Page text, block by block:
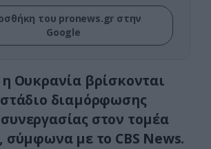
του pronews.gr στην
Google
Ουκρανία βρίσκονται
διαμόρφωσης
στον τομέα
σύμφωνα με το CBS News.